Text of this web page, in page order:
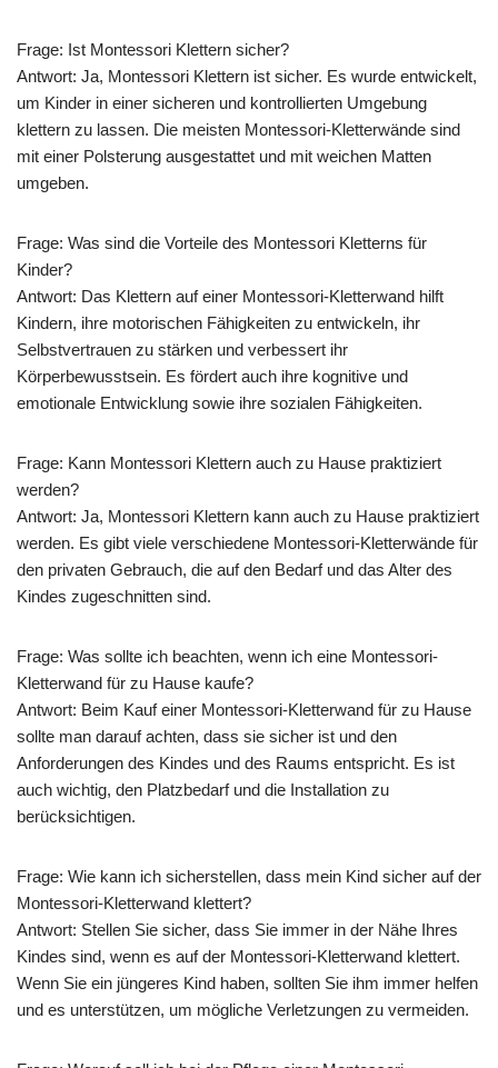
Frage: Ist Montessori Klettern sicher?
Antwort: Ja, Montessori Klettern ist sicher. Es wurde entwickelt,
um Kinder in einer sicheren und kontrollierten Umgebung
klettern zu lassen. Die meisten Montessori-Kletterwände sind
mit einer Polsterung ausgestattet und mit weichen Matten
umgeben.
Frage: Was sind die Vorteile des Montessori Kletterns für
Kinder?
Antwort: Das Klettern auf einer Montessori-Kletterwand hilft
Kindern, ihre motorischen Fähigkeiten zu entwickeln, ihr
Selbstvertrauen zu stärken und verbessert ihr
Körperbewusstsein. Es fördert auch ihre kognitive und
emotionale Entwicklung sowie ihre sozialen Fähigkeiten.
Frage: Kann Montessori Klettern auch zu Hause praktiziert
werden?
Antwort: Ja, Montessori Klettern kann auch zu Hause praktiziert
werden. Es gibt viele verschiedene Montessori-Kletterwände für
den privaten Gebrauch, die auf den Bedarf und das Alter des
Kindes zugeschnitten sind.
Frage: Was sollte ich beachten, wenn ich eine Montessori-
Kletterwand für zu Hause kaufe?
Antwort: Beim Kauf einer Montessori-Kletterwand für zu Hause
sollte man darauf achten, dass sie sicher ist und den
Anforderungen des Kindes und des Raums entspricht. Es ist
auch wichtig, den Platzbedarf und die Installation zu
berücksichtigen.
Frage: Wie kann ich sicherstellen, dass mein Kind sicher auf der
Montessori-Kletterwand klettert?
Antwort: Stellen Sie sicher, dass Sie immer in der Nähe Ihres
Kindes sind, wenn es auf der Montessori-Kletterwand klettert.
Wenn Sie ein jüngeres Kind haben, sollten Sie ihm immer helfen
und es unterstützen, um mögliche Verletzungen zu vermeiden.